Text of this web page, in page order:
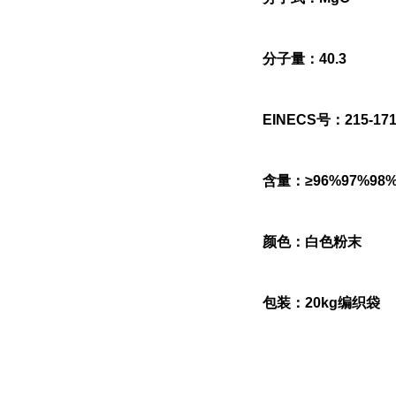
分子量：40.3
EINECS号：215-
含量：
颜色：白色粉末
包装：20kg编织袋